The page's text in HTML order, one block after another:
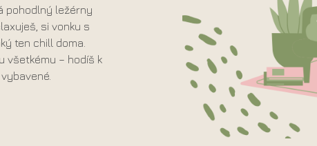
pohodlný ležérny
si vonku s
ten chill doma.
všetkému – hodíš k